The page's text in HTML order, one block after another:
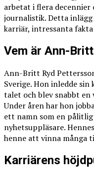
arbetat i flera
journalistik. Detta
karriär, intressanta
Vem är Ann-
Ann-Britt Ryd
Sverige. Hon inledde
talet och blev snabbt
Under åren har hon
ett namn som en
nyhetsuppläsare.
henne att vinna många
Karriärens